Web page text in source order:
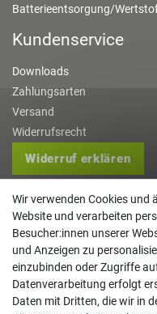
Batterieentsorgung/
Kundenservice
Downloads
Zahlungsarten
Versand
Widerrufsrecht
Widerruf erklären
Kontakt
info@gartentechnik-
0481 8565-0
Mo. - Do. 08:00 - 17:00 | Fr.
Anrufe aus dem dt. Festnetz zum
Wir verwenden Cookies und
Website und verarbeiten
Besucher:innen unserer
und Anzeigen zu
einzubinden oder Zugriffe
Datenverarbeitung erfolgt
Daten mit Dritten, die wir in